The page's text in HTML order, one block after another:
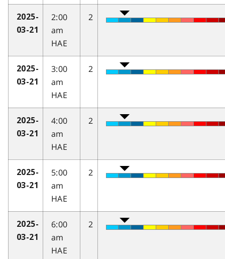
2025-
03-21
2:00
am
HAE
2
2025-
03-21
3:00
am
HAE
2
2025-
03-21
4:00
am
HAE
2
2025-
03-21
5:00
am
HAE
2
2025-
03-21
6:00
am
HAE
2